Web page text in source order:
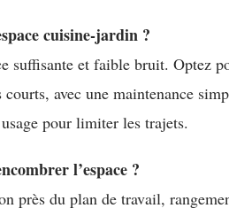
cuisine-jardin ?
suffisante et faible bruit. Optez
avec une maintenance
pour limiter les trajets.
l’espace ?
près du plan de travail,